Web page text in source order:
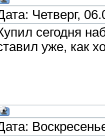
Четверг,
сегодня
уже, как